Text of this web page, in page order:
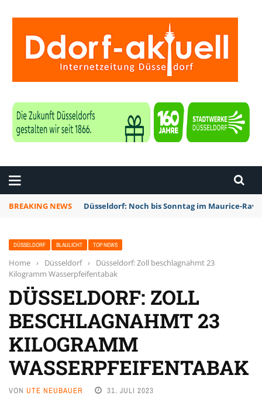
BREAKING NEWS Düsseldorf: Noch bis Sonntag im Maurice-
DÜSSELDORF BLAULICHT TOP NEWS
Home › Düsseldorf ›
Düsseldorf: Zoll beschlagnahmt 23
Kilogramm Wasserpfeifentabak
DÜSSELDORF: ZOLL
BESCHLAGNAHMT 23
KILOGRAMM
WASSERPFEIFENTABAK
VON UTE NEUBAUER 31. JULI 2023